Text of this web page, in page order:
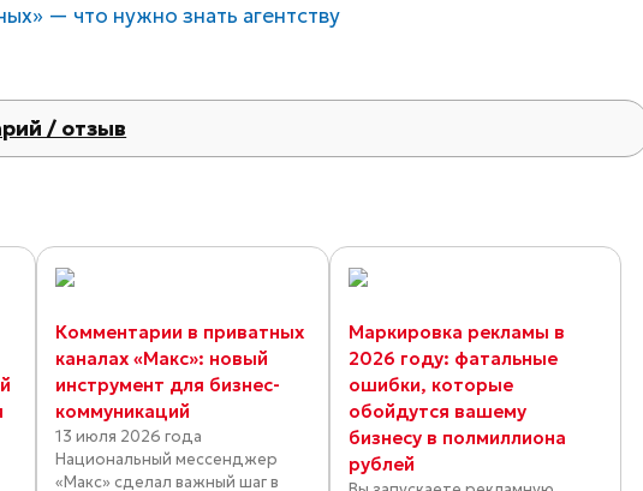
— что нужно знать агентству
/ отзыв
Комментарии в приватных
каналах «Макс»: новый
инструмент для бизнес-
коммуникаций
13 июля 2026 года
Национальный мессенджер
«Макс» сделал важный шаг в
Маркировка рекламы в
2026 году: фатальные
ошибки, которые
обойдутся вашему
бизнесу в полмиллиона
рублей